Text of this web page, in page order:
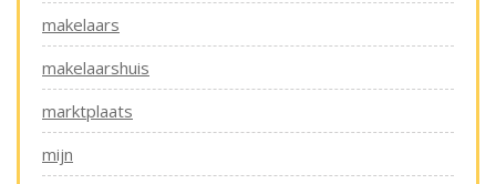
makelaars
makelaarshuis
marktplaats
mijn